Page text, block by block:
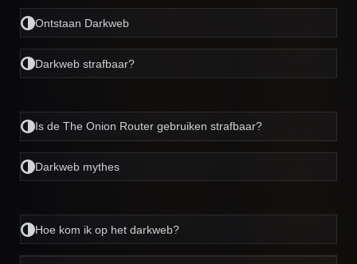
Ontstaan Darkweb
Darkweb strafbaar?
Is de The Onion Router gebruiken strafbaar?
Darkweb mythes
Hoe kom ik op het darkweb?